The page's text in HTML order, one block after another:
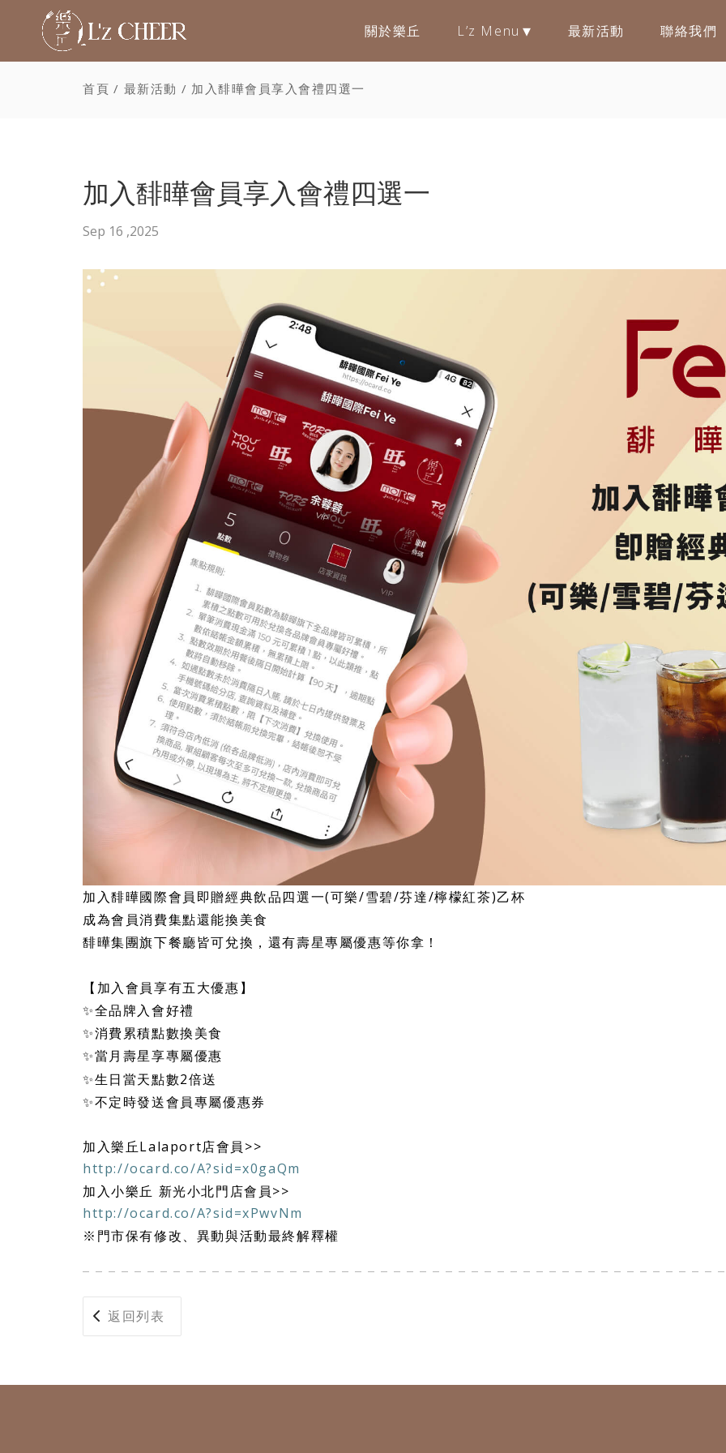
關於樂丘 L’z Menu 最新活動 聯絡我們
首頁 最新活動 加入馡曄會員享入會禮四選一
加入馡曄會員享入會禮四選一
Sep 16 ,2025
加入馡曄國際會員即贈經典飲品四選一(可樂/雪碧/芬達/檸檬紅茶)乙杯
成為會員消費集點還能換美食
馡曄集團旗下餐廳皆可兌換，還有壽星專屬優惠等你拿！
【加入會員享有五大優惠】
✨全品牌入會好禮
✨消費累積點數換美食
✨當月壽星享專屬優惠
✨生日當天點數2倍送
✨不定時發送會員專屬優惠券
加入樂丘Lalaport店會員>>
http://ocard.co/A?sid=x0gaQm
加入小樂丘 新光小北門店會員>>
http://ocard.co/A?sid=xPwvNm
※門市保有修改、異動與活動最終解釋權
返回列表